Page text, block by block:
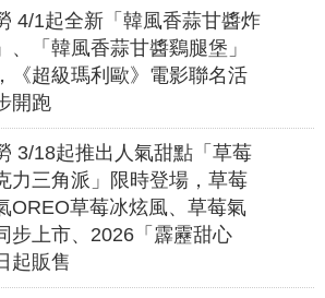
4/1起全新「韓風香蒜甘醬炸
、「韓風香蒜甘醬鷄腿堡」
《超級瑪利歐》電影聯名活
開跑
3/18起推出人氣甜點「草莓
力三角派」限時登場，草莓
OREO草莓冰炫風、草莓氣
步上市、2026「霹靂甜心
起販售